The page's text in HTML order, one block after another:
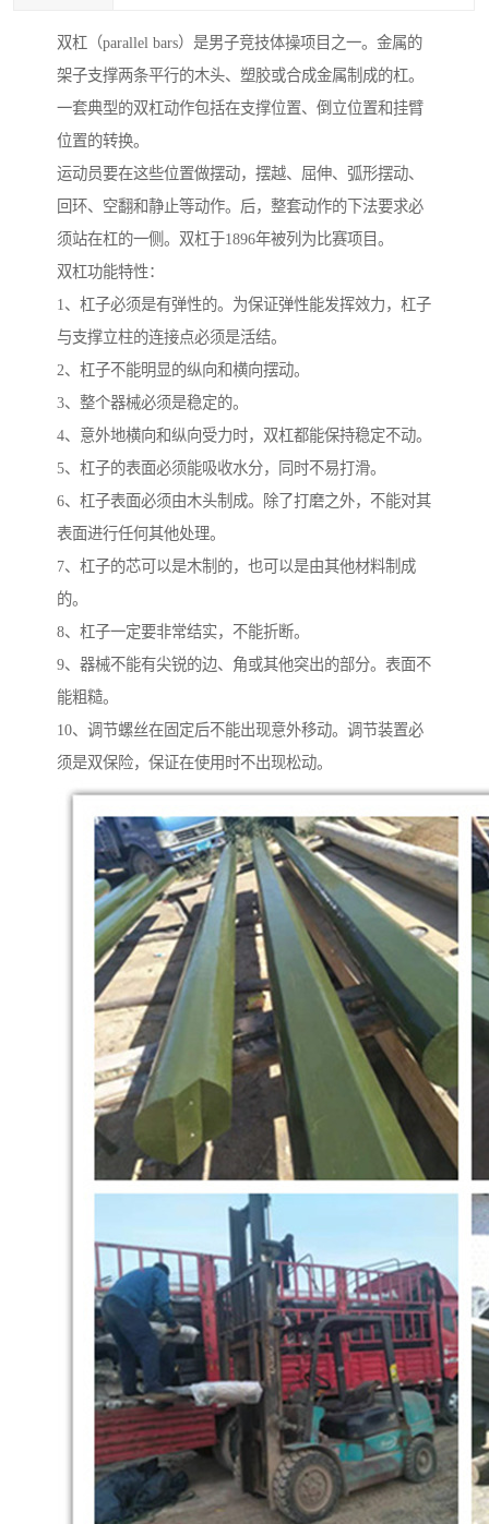
双杠（parallel bars）是男子竞技体操项目之一。金属的
架子支撑两条平行的木头、塑胶或合成金属制成的杠。
一套典型的双杠动作包括在支撑位置、倒立位置和挂臂
位置的转换。
运动员要在这些位置做摆动，摆越、屈伸、弧形摆动、
回环、空翻和静止等动作。后，整套动作的下法要求必
须站在杠的一侧。双杠于1896年被列为比赛项目。
双杠功能特性：
1、杠子必须是有弹性的。为保证弹性能发挥效力，杠子
与支撑立柱的连接点必须是活结。
2、杠子不能明显的纵向和横向摆动。
3、整个器械必须是稳定的。
4、意外地横向和纵向受力时，双杠都能保持稳定不动。
5、杠子的表面必须能吸收水分，同时不易打滑。
6、杠子表面必须由木头制成。除了打磨之外，不能对其
表面进行任何其他处理。
7、杠子的芯可以是木制的，也可以是由其他材料制成
的。
8、杠子一定要非常结实，不能折断。
9、器械不能有尖锐的边、角或其他突出的部分。表面不
能粗糙。
10、调节螺丝在固定后不能出现意外移动。调节装置必
须是双保险，保证在使用时不出现松动。